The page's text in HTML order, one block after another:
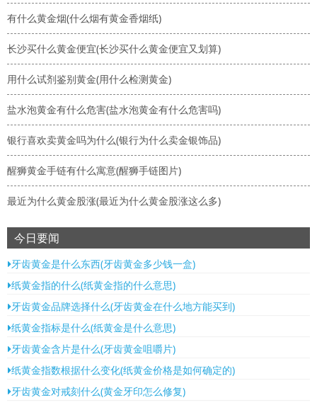
有什么黄金烟(什么烟有黄金香烟纸)
长沙买什么黄金便宜(长沙买什么黄金便宜又划算)
用什么试剂鉴别黄金(用什么检测黄金)
盐水泡黄金有什么危害(盐水泡黄金有什么危害吗)
银行喜欢卖黄金吗为什么(银行为什么卖金银饰品)
醒狮黄金手链有什么寓意(醒狮手链图片)
最近为什么黄金股涨(最近为什么黄金股涨这么多)
今日要闻
牙齿黄金是什么东西(牙齿黄金多少钱一盒)
纸黄金指的什么(纸黄金指的什么意思)
牙齿黄金品牌选择什么(牙齿黄金在什么地方能买到)
纸黄金指标是什么(纸黄金是什么意思)
牙齿黄金含片是什么(牙齿黄金咀嚼片)
纸黄金指数根据什么变化(纸黄金价格是如何确定的)
牙齿黄金对戒刻什么(黄金牙印怎么修复)